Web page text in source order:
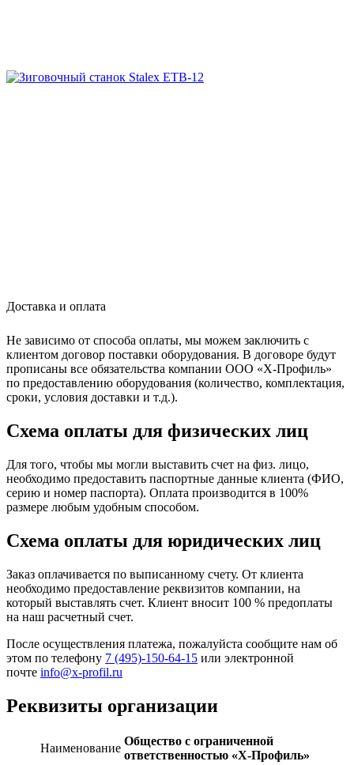
Доставка и оплата
Не зависимо от способа оплаты, мы можем заключить с
клиентом договор поставки оборудования. В договоре будут
прописаны все обязательства компании ООО «Х-Профиль»
по предоставлению оборудования (количество, комплектация,
сроки, условия доставки и т.д.).
Схема оплаты для физических лиц
Для того, чтобы мы могли выставить счет на физ. лицо,
необходимо предоставить паспортные данные клиента (ФИО,
серию и номер паспорта). Оплата производится в 100%
размере любым удобным способом.
Схема оплаты для юридических лиц
Заказ оплачивается по выписанному счету. От клиента
необходимо предоставление реквизитов компании, на
который выставлять счет. Клиент вносит 100 % предоплаты
на наш расчетный счет.
После осуществления платежа, пожалуйста сообщите нам об
этом по телефону 7 (495)-150-64-15 или электронной
почте info@x-profil.ru
Реквизиты организации
Наименование
Общество с ограниченной
ответственностью «Х-Профиль»